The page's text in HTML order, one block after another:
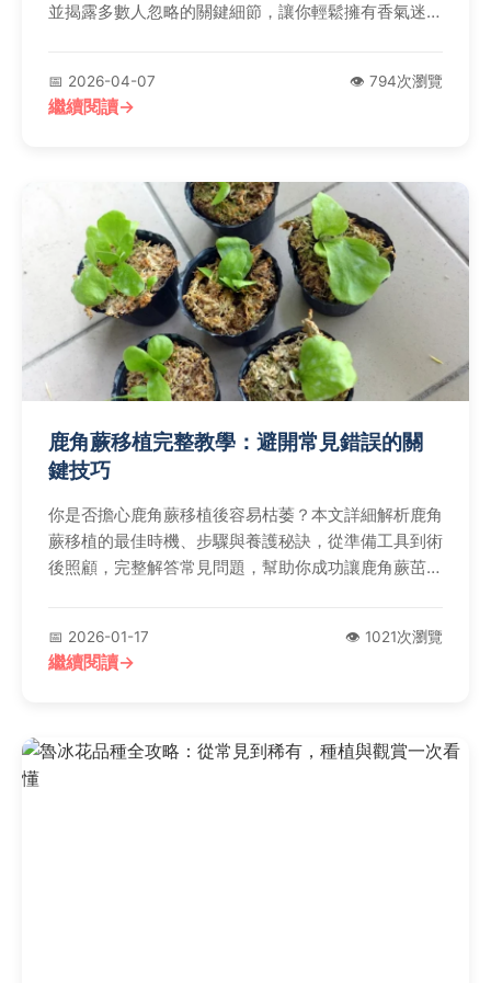
並揭露多數人忽略的關鍵細節，讓你輕鬆擁有香氣迷人
📅 2026-04-07 👁️ 794次瀏覽
繼續閱讀
鹿角蕨移植完整教學：避開常見錯誤的關
鍵技巧
你是否擔心鹿角蕨移植後容易枯萎？本文詳細解析鹿角
蕨移植的最佳時機、步驟與養護秘訣，從準備工具到術
後照顧，完整解答常見問題，幫助你成功讓鹿角蕨茁壯
📅 2026-01-17 👁️ 1021次瀏覽
繼續閱讀